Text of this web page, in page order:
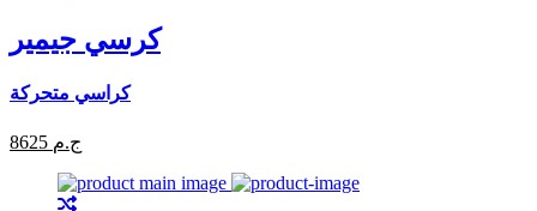
كرسي جيمير
كراسي متحركة
8625 ج.م